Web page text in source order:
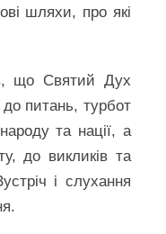
шляхи, про які
що Святий Дух
питань, турбот
та нації, а
до викликів та
і слухання